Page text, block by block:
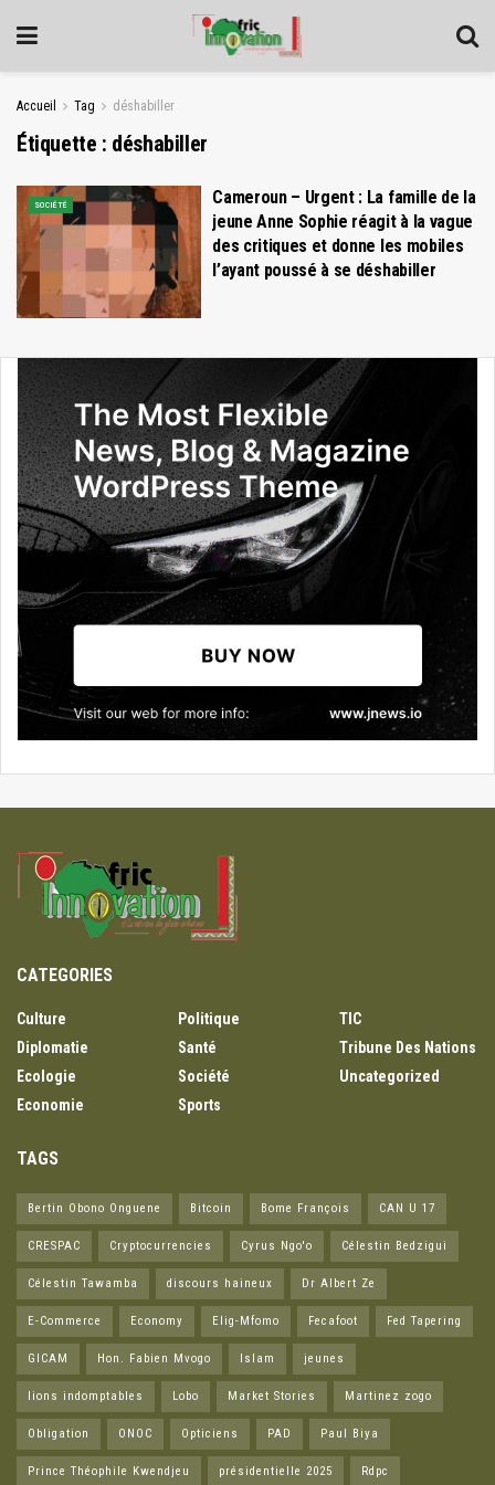
Accueil Tag déshabiller
Étiquette : déshabiller
SOCIÉTÉ
Cameroun – Urgent : La famille de la
jeune Anne Sophie réagit à la vague
des critiques et donne les mobiles
l’ayant poussé à se déshabiller
CATEGORIES
Culture
Diplomatie
Ecologie
Economie
Politique
Santé
Société
Sports
TIC
Tribune Des Nations
Uncategorized
TAGS
Bertin Obono Onguene Bitcoin Bome François CAN U 17
CRESPAC Cryptocurrencies Cyrus Ngo'o Célestin Bedzigui
Célestin Tawamba discours haineux Dr Albert Ze
E-Commerce Economy Elig-Mfomo Fecafoot Fed Tapering
GICAM Hon. Fabien Mvogo Islam jeunes
lions indomptables Lobo Market Stories Martinez zogo
Obligation ONOC Opticiens PAD Paul Biya
Prince Théophile Kwendjeu présidentielle 2025 Rdpc